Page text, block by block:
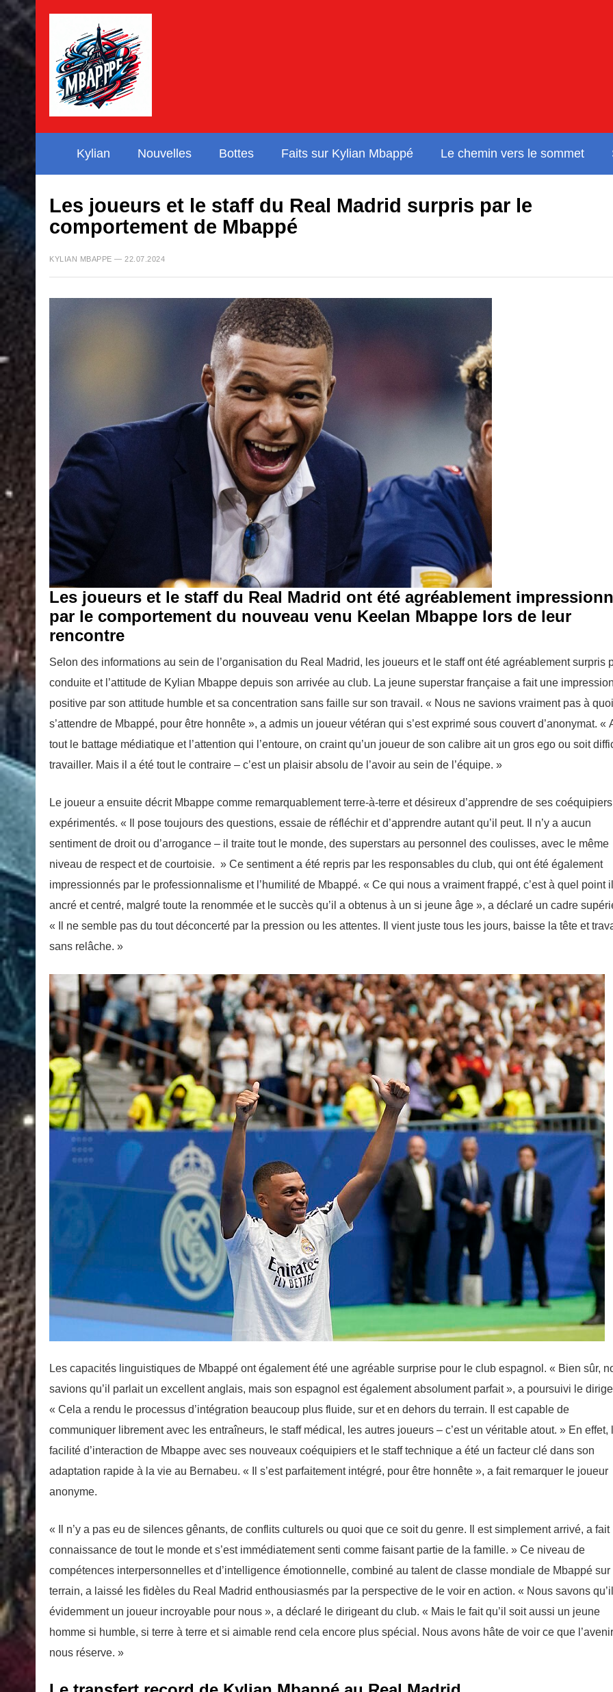
Kylian Nouvelles Bottes Faits sur Kylian Mbappé Le chemin vers le sommet
Les joueurs et le staff du Real Madrid surpris par le
comportement de Mbappé
KYLIAN MBAPPE — 22.07.2024
Les joueurs et le staff du Real Madrid ont été agréablement
par le comportement du nouveau venu Keelan Mbappe lors de leur
rencontre
Selon des informations au sein de l’organisation du Real Madrid, les joueurs et le staff ont été agréablement surpris
conduite et l’attitude de Kylian Mbappe depuis son arrivée au club. La jeune superstar française a fait une
positive par son attitude humble et sa concentration sans faille sur son travail. « Nous ne savions vraiment pas à quoi
s’attendre de Mbappé, pour être honnête », a admis un joueur vétéran qui s’est exprimé sous couvert d’anonymat. «
tout le battage médiatique et l’attention qui l’entoure, on craint qu’un joueur de son calibre ait un gros ego ou soit
travailler. Mais il a été tout le contraire – c’est un plaisir absolu de l’avoir au sein de l’équipe. »
Le joueur a ensuite décrit Mbappe comme remarquablement terre-à-terre et désireux d’apprendre de ses
expérimentés. « Il pose toujours des questions, essaie de réfléchir et d’apprendre autant qu’il peut. Il n’y a aucun
sentiment de droit ou d’arrogance – il traite tout le monde, des superstars au personnel des coulisses, avec le même
niveau de respect et de courtoisie. » Ce sentiment a été repris par les responsables du club, qui ont été également
impressionnés par le professionnalisme et l’humilité de Mbappé. « Ce qui nous a vraiment frappé, c’est à quel point
ancré et centré, malgré toute la renommée et le succès qu’il a obtenus à un si jeune âge », a déclaré un cadre
« Il ne semble pas du tout déconcerté par la pression ou les attentes. Il vient juste tous les jours, baisse la tête et
sans relâche. »
Les capacités linguistiques de Mbappé ont également été une agréable surprise pour le club espagnol. « Bien sûr,
savions qu’il parlait un excellent anglais, mais son espagnol est également absolument parfait », a poursuivi le
« Cela a rendu le processus d’intégration beaucoup plus fluide, sur et en dehors du terrain. Il est capable de
communiquer librement avec les entraîneurs, le staff médical, les autres joueurs – c’est un véritable atout. » En effet,
facilité d’interaction de Mbappe avec ses nouveaux coéquipiers et le staff technique a été un facteur clé dans son
adaptation rapide à la vie au Bernabeu. « Il s’est parfaitement intégré, pour être honnête », a fait remarquer le joueur
anonyme.
« Il n’y a pas eu de silences gênants, de conflits culturels ou quoi que ce soit du genre. Il est simplement arrivé, a fait
connaissance de tout le monde et s’est immédiatement senti comme faisant partie de la famille. » Ce niveau de
compétences interpersonnelles et d’intelligence émotionnelle, combiné au talent de classe mondiale de Mbappé sur
terrain, a laissé les fidèles du Real Madrid enthousiasmés par la perspective de le voir en action. « Nous savons
évidemment un joueur incroyable pour nous », a déclaré le dirigeant du club. « Mais le fait qu’il soit aussi un jeune
homme si humble, si terre à terre et si aimable rend cela encore plus spécial. Nous avons hâte de voir ce que l’avenir
nous réserve. »